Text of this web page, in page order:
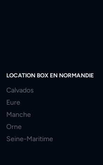
LOCATION BOX EN NORMANDIE
Calvados
Eure
Manche
Orne
Seine-Maritime